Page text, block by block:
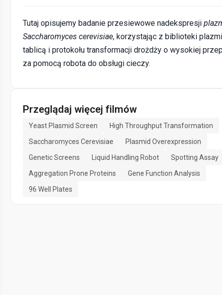
Tutaj opisujemy badanie przesiewowe nadekspresji
Saccharomyces cerevisiae, korzystając z biblioteki
tablicą i protokołu transformacji drożdży o wysokiej
za pomocą robota do obsługi cieczy.
Przeglądaj więcej filmów
Yeast Plasmid Screen
High Throughput Transformation
Saccharomyces Cerevisiae
Plasmid Overexpression
Genetic Screens
Liquid Handling Robot
Spotting Assay
Aggregation Prone Proteins
Gene Function Analysis
96 Well Plates